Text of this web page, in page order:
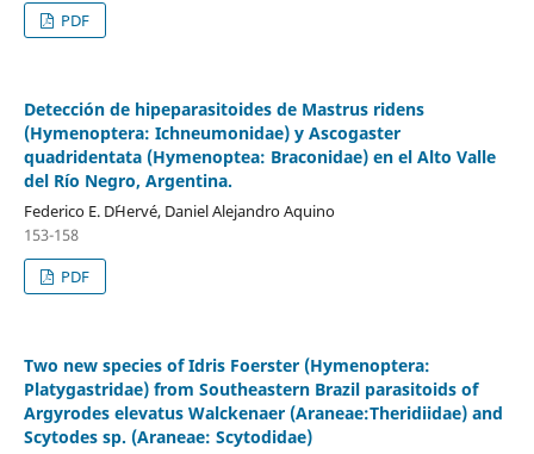
PDF
Detección de hipeparasitoides de Mastrus ridens
(Hymenoptera: Ichneumonidae) y Ascogaster
quadridentata (Hymenoptea: Braconidae) en el Alto Valle
del Río Negro, Argentina.
Federico E. D´Hervé, Daniel Alejandro Aquino
153-158
PDF
Two new species of Idris Foerster (Hymenoptera:
Platygastridae) from Southeastern Brazil parasitoids of
Argyrodes elevatus Walckenaer (Araneae:Theridiidae) and
Scytodes sp. (Araneae: Scytodidae)